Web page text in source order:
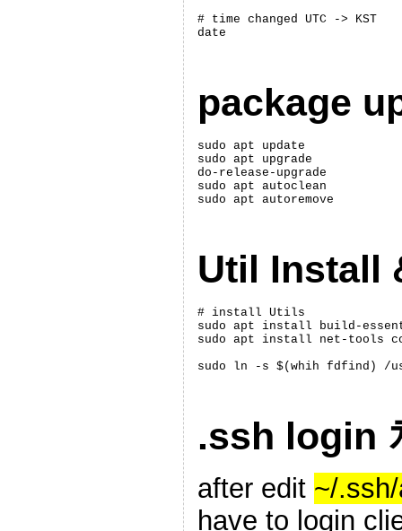
# time changed UTC -> KST
date
package
sudo apt update
sudo apt upgrade
do-release-upgrade
sudo apt autoclean
sudo apt autoremove
Util Install
# install Utils
sudo apt install build-
sudo apt install net-tools
.ssh login
after edit ~/
have to login